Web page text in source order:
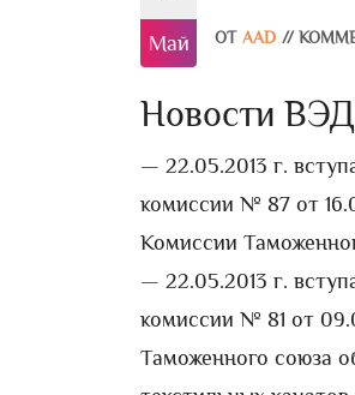
Май ОТ AAD //
Новости
— 22.05.2013 г.
комиссии № 87 от
Комиссии
— 22.05.2013 г.
комиссии № 81 от
Таможенного союза